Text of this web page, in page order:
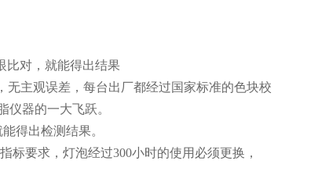
比对，就能得出结果
无主观误差，每台出厂都经过国家标准的色块校
器的一大飞跃。
得出检测结果。
要求，灯泡经过300小时的使用必须更换，